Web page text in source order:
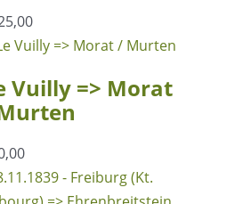
Vuilly => Morat